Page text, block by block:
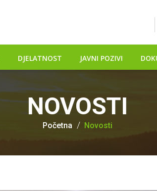
DJELATNOST JAVNI POZIVI
NOVOSTI
Početna Novosti